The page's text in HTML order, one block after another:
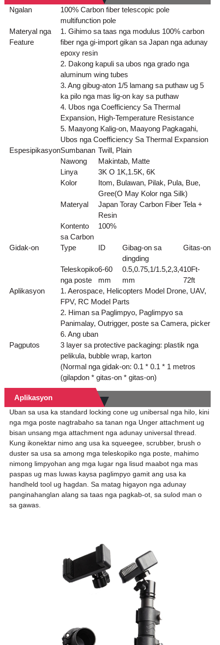
Ngalan
100% Carbon fiber telescopic pole
multifunction pole
Materyal nga
Feature
1. Gihimo sa taas nga modulus 100% carbon
fiber nga gi-import gikan sa Japan nga adunay
epoxy resin
2. Dakong kapuli sa ubos nga grado nga
aluminum wing tubes
3. Ang gibug-aton 1/5 lamang sa puthaw ug 5
ka pilo nga mas lig-on kay sa puthaw
4. Ubos nga Coefficiency Sa Thermal
Expansion, High-Temperature Resistance
5. Maayong Kalig-on, Maayong Pagkagahi,
Ubos nga Coefficiency Sa Thermal Expansion
EspesipikasyonSumbanan Twill, Plain
Nawong
Makintab, Matte
Linya
3K O 1K,1.5K, 6K
Kolor
Itom, Bulawan, Pilak, Pula, Bue,
Gree(O May Kolor nga Silk)
Materyal
Japan Toray Carbon Fiber Tela +
Resin
Kontento
sa Carbon
100%
Gidak-on Type ID
Gibag-on sa
dingding
Gitas-on
Teleskopiko
nga poste
6-60
mm
0.5,0.75,1/1.5,2,3,4
mm
10Ft-
72ft
Aplikasyon
1. Aerospace, Helicopters Model Drone, UAV,
FPV, RC Model Parts
2. Himan sa Paglimpyo, Paglimpyo sa
Panimalay, Outrigger, poste sa Camera, picker
6. Ang uban
Pagputos
3 layer sa protective packaging: plastik nga
pelikula, bubble wrap, karton
(Normal nga gidak-on: 0.1 * 0.1 * 1 metros
(gilapdon * gitas-on * gitas-on)
Aplikasyon
Uban sa usa ka standard locking cone ug unibersal nga hilo, kini
nga mga poste nagtrabaho sa tanan nga Unger attachment ug
bisan unsang mga attachment nga adunay universal thread.
Kung ikonektar nimo ang usa ka squeegee, scrubber, brush o
duster sa usa sa among mga teleskopiko nga poste, mahimo
nimong limpyohan ang mga lugar nga lisud maabot nga mas
paspas ug mas luwas kaysa paglimpyo gamit ang usa ka
handheld tool ug hagdan. Sa matag higayon nga adunay
panginahanglan alang sa taas nga pagkab-ot, sa sulod man o
sa gawas.